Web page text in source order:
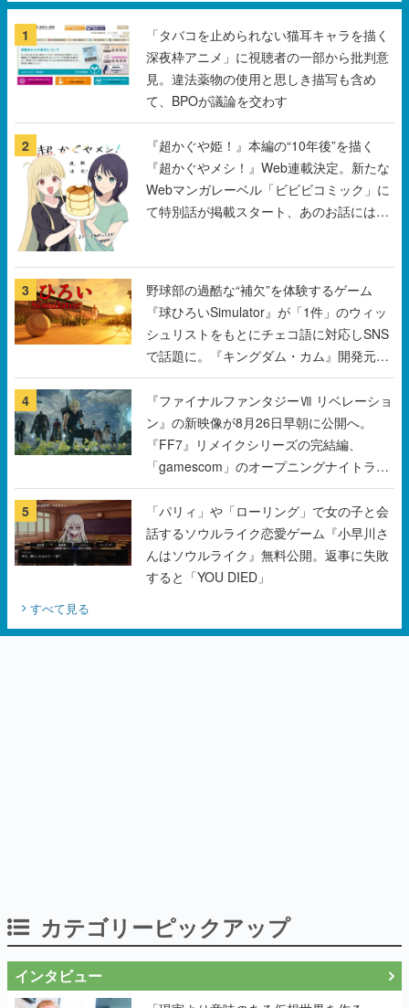
見。違法薬物の使用と思しき描写も含め
て、BPOが議論を交わす
2
『超かぐや姫！』本編の“10年後”を描く
『超かぐやメシ！』Web連載決定。新たな
Webマンガレーベル「ビビビコミック」に
て特別話が掲載スタート、あのお話には…
まだ続きがある！
3
野球部の過酷な“補欠”を体験するゲーム
シュリストをもとにチェコ語に対応しSNS
で話題に。『キングダム・カム』開発元や
チェコのプロ野球選手から称賛の声
4
『ファイナルファンタジーⅦ リベレーショ
ン』の新映像が8月26日早朝に公開へ。
『FF7』リメイクシリーズの完結編、
「gamescom」のオープニングナイトライ
ブにてディレクターの浜口直樹氏が登壇す
る予定
5
「パリィ」や「ローリング」で女の子と会
話するソウルライク恋愛ゲーム『小早川さ
んはソウルライク』無料公開。返事に失敗
すると「YOU DIED」
すべて見る
「現実より意味のある仮想世界を作る」
──『EVE Online』の生みの親が18年掲げ